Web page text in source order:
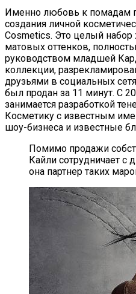
Именно любовь к помадам
создания личной
Cosmetics. Это целый
матовых оттенков,
руководством младшей
коллекции,
друзьями в социальных
был продан за 11 минут. С
занимается разработкой
Косметику с известным
шоу-бизнеса и известные
Помимо продажи
Кайли сотрудничает
она партнер таких